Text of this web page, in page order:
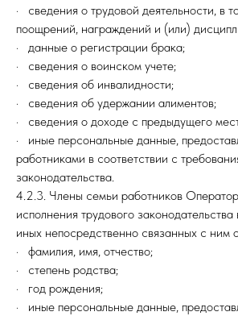
· сведения о трудовой деятельности, в
поощрений, награждений и (или)
· данные о регистрации брака;
· сведения о воинском учете;
· сведения об инвалидности;
· сведения об удержании алиментов;
· сведения о доходе с предыдущего
· иные персональные данные,
работниками в соответствии с
законодательства.
4.2.3. Члены семьи работников
исполнения трудового
иных непосредственно связанных с ним
· фамилия, имя, отчество;
· степень родства;
· год рождения;
· иные персональные данные,